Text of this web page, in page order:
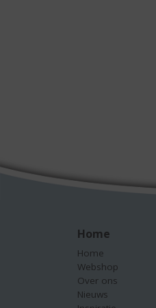
Home
Home
Webshop
Over ons
Nieuws